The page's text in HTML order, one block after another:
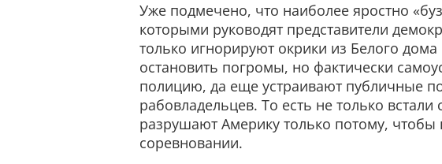
Уже подмечено, что наиболее яростно
которыми руководят представители
только игнорируют окрики из Белого
остановить погромы, но фактически
полицию, да еще устраивают публичные
рабовладельцев. То есть не только
разрушают Америку только потому, чтобы
соревновании.